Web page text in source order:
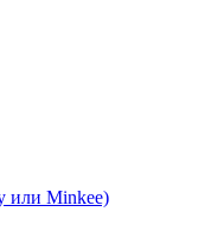
или Minkee)